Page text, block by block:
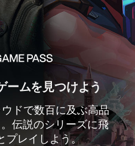
ームを見つけよう
ドで数百に及ぶ高品
伝説のシリーズに飛
プレイしよう。